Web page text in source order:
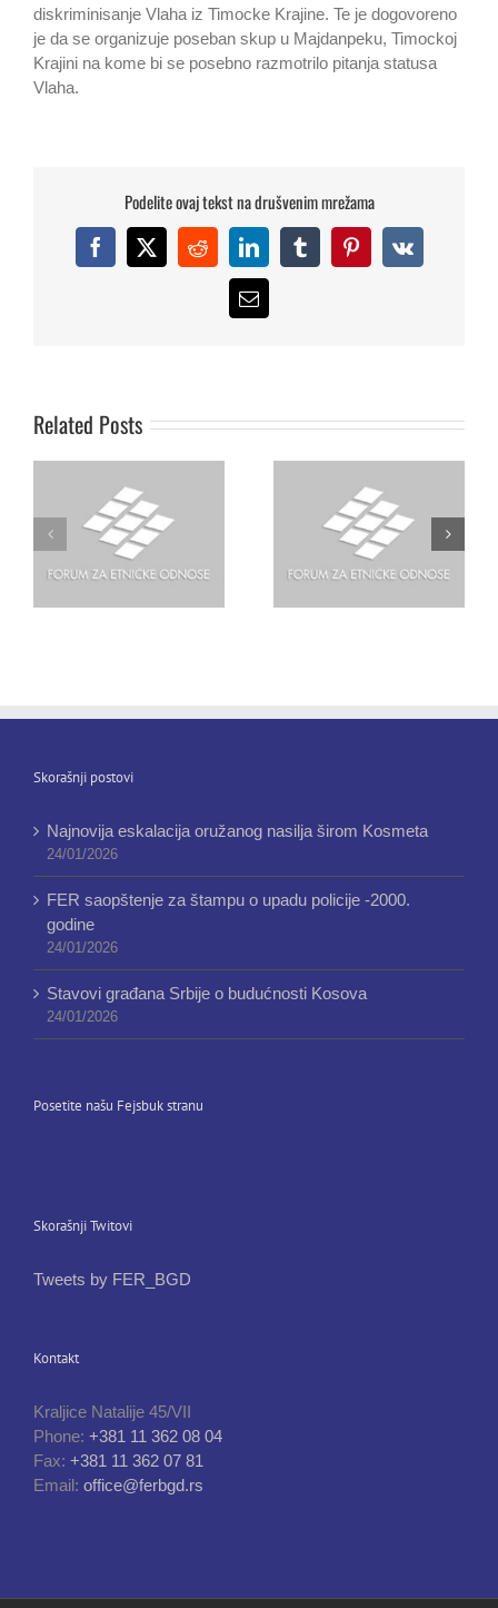
diskriminisanje Vlaha iz Timocke Krajine. Te je dogovoreno
je da se organizuje poseban skup u Majdanpeku, Timockoj
Krajini na kome bi se posebno razmotrilo pitanja statusa
Vlaha.
Podelite ovaj tekst na drušvenim mrežama
Facebook
X RedditLinkedInTumblrPinterest
Vk
Email
Related Posts
demokratskih institucija
Ambasadorom OEBS-a za
Skorašnji postovi
Najnovija eskalacija oružanog nasilja širom Kosmeta
24/01/2026
FER saopštenje za štampu o upadu policije -2000.
godine
24/01/2026
Stavovi građana Srbije o budućnosti Kosova
24/01/2026
Posetite našu Fejsbuk stranu
Skorašnji Twitovi
Tweets by FER_BGD
Kontakt
Kraljice Natalije 45/VII
Phone: +381 11 362 08 04
Fax: +381 11 362 07 81
Email: office@ferbgd.rs